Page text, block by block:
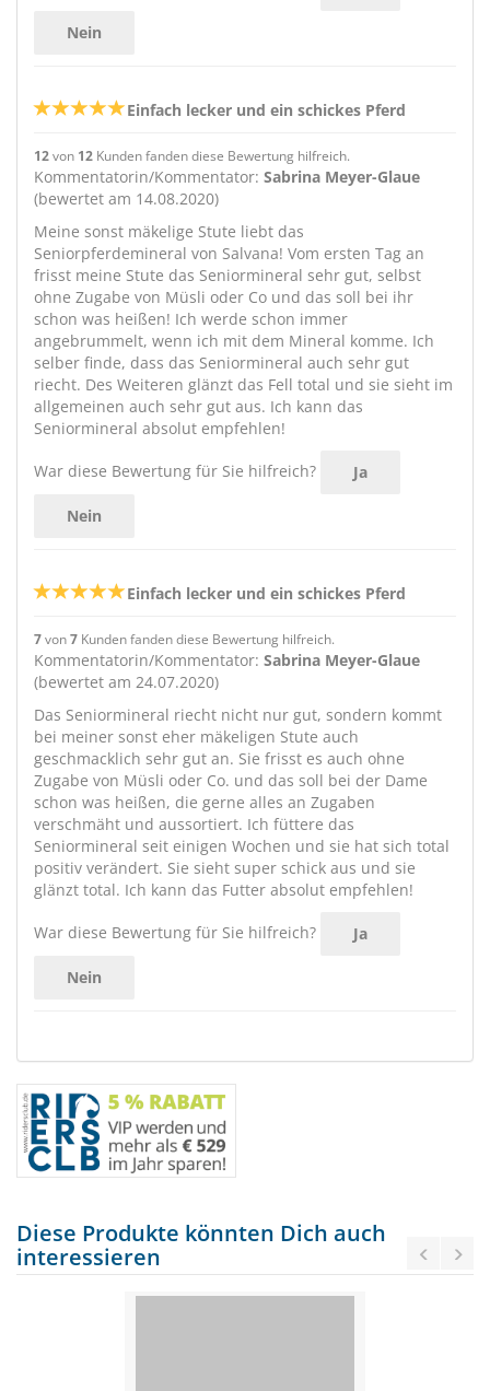
Nein
Einfach lecker und ein schickes Pferd
12von 12 Kunden fanden diese Bewertung hilfreich.
Kommentatorin/Kommentator: Sabrina Meyer-Glaue
(bewertet am 14.08.2020)
Meine sonst mäkelige Stute liebt das
Seniorpferdemineral von Salvana! Vom ersten Tag an
frisst meine Stute das Seniormineral sehr gut, selbst
ohne Zugabe von Müsli oder Co und das soll bei ihr
schon was heißen! Ich werde schon immer
angebrummelt, wenn ich mit dem Mineral komme. Ich
selber finde, dass das Seniormineral auch sehr gut
riecht. Des Weiteren glänzt das Fell total und sie sieht im
allgemeinen auch sehr gut aus. Ich kann das
Seniormineral absolut empfehlen!
War diese Bewertung für Sie hilfreich? Ja
Nein
Einfach lecker und ein schickes Pferd
7von7 Kunden fanden diese Bewertung hilfreich.
Kommentatorin/Kommentator: Sabrina Meyer-Glaue
(bewertet am 24.07.2020)
Das Seniormineral riecht nicht nur gut, sondern kommt
bei meiner sonst eher mäkeligen Stute auch
geschmacklich sehr gut an. Sie frisst es auch ohne
Zugabe von Müsli oder Co. und das soll bei der Dame
schon was heißen, die gerne alles an Zugaben
verschmäht und aussortiert. Ich füttere das
Seniormineral seit einigen Wochen und sie hat sich total
positiv verändert. Sie sieht super schick aus und sie
glänzt total. Ich kann das Futter absolut empfehlen!
War diese Bewertung für Sie hilfreich? Ja
Nein
Diese Produkte könnten Dich auch
interessieren